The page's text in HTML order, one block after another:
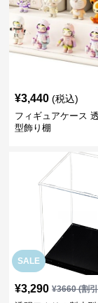
¥3,440 (税込)
フィギュアケース
型飾り棚
SALE
¥3,290 ¥3660(割